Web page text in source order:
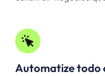
Automatize todo